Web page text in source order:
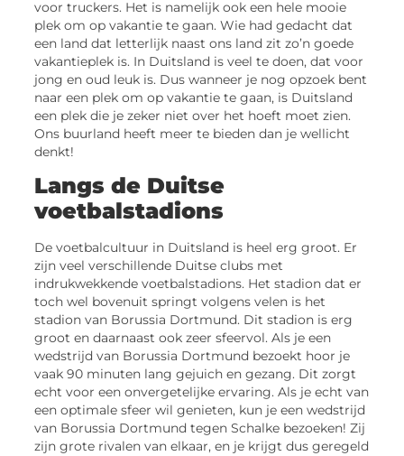
voor truckers. Het is namelijk ook een hele mooie
plek om op vakantie te gaan. Wie had gedacht dat
een land dat letterlijk naast ons land zit zo’n goede
vakantieplek is. In Duitsland is veel te doen, dat voor
jong en oud leuk is. Dus wanneer je nog opzoek bent
naar een plek om op vakantie te gaan, is Duitsland
een plek die je zeker niet over het hoeft moet zien.
Ons buurland heeft meer te bieden dan je wellicht
denkt!
Langs de Duitse
voetbalstadions
De voetbalcultuur in Duitsland is heel erg groot. Er
zijn veel verschillende Duitse clubs met
indrukwekkende voetbalstadions. Het stadion dat er
toch wel bovenuit springt volgens velen is het
stadion van Borussia Dortmund. Dit stadion is erg
groot en daarnaast ook zeer sfeervol. Als je een
wedstrijd van Borussia Dortmund bezoekt hoor je
vaak 90 minuten lang gejuich en gezang. Dit zorgt
echt voor een onvergetelijke ervaring. Als je echt van
een optimale sfeer wil genieten, kun je een wedstrijd
van Borussia Dortmund tegen Schalke bezoeken! Zij
zijn grote rivalen van elkaar, en je krijgt dus geregeld